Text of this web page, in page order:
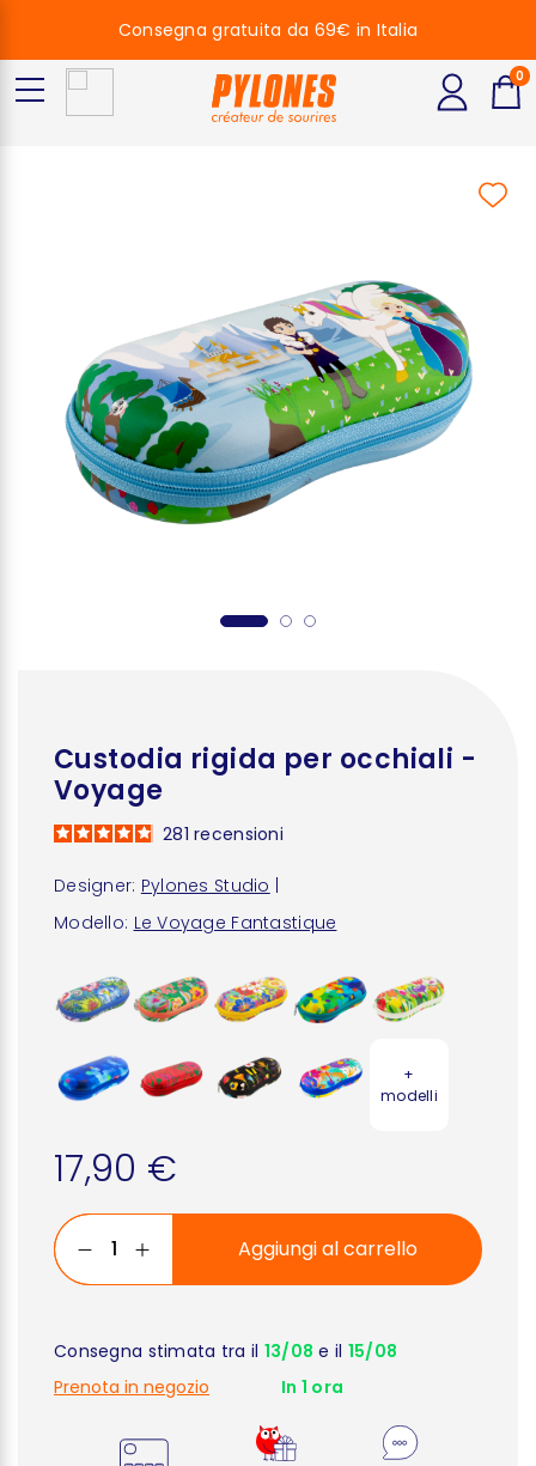
Custodia rigida per occhiali -
Voyage
Designer: Pylones Studio
Modello: Le Voyage Fantastique
281recensioni
+
modelli
17,90 €
Aggiungi al carrello
Consegna stimata tra il 13/08 e il 15/08
Prenota in negozio
In 1 ora
Consegna gratuita da 69€ in Italia
0